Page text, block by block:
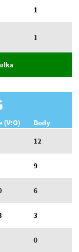
1
1
(V:O)
Body
12
9
6
3
0